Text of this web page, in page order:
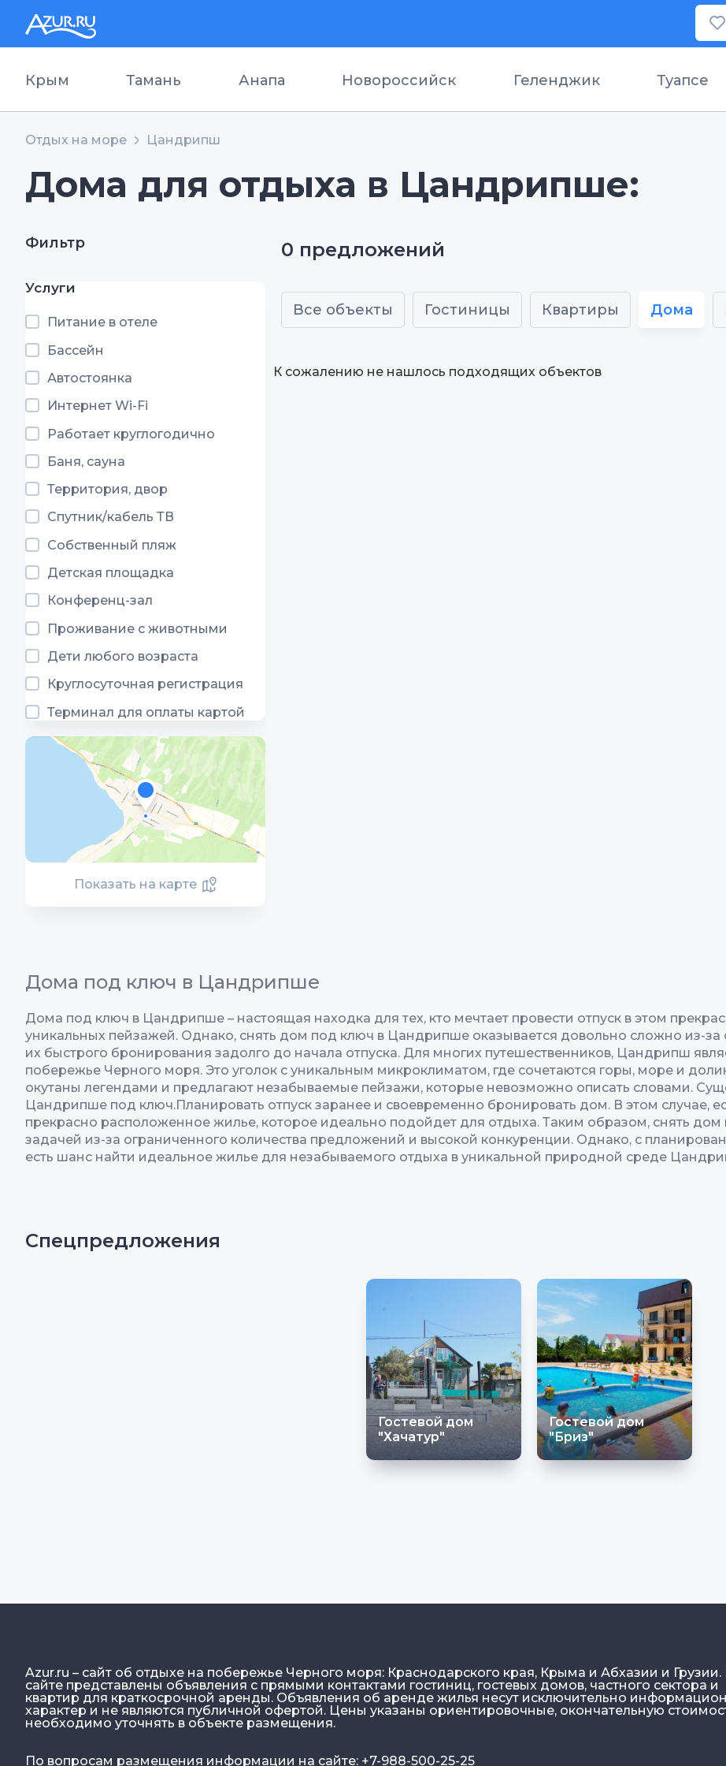
Крым Тамань Анапа Новороссийск Геленджик Туапсе
Отдых на море Цандрипш
Дома для отдыха в Цандрипше:
Фильтр
Услуги
Питание в отеле
Бассейн
Автостоянка
Интернет Wi-Fi
Работает круглогодично
Баня, сауна
Территория, двор
Спутник/кабель ТВ
Собственный пляж
Детская площадка
Конференц-зал
Проживание с животными
Дети любого возраста
Круглосуточная регистрация
Терминал для оплаты картой
Показать на карте
0 предложений
Все объекты Гостиницы Квартиры Дома
К сожалению не нашлось подходящих объектов
Дома под ключ в Цандрипше
Дома под ключ в Цандрипше – настоящая находка для тех, кто мечтает провести отпуск в этом
уникальных пейзажей. Однако, снять дом под ключ в Цандрипше оказывается довольно сложно из-
их быстрого бронирования задолго до начала отпуска. Для многих путешественников, Цандрипш
побережье Черного моря. Это уголок с уникальным микроклиматом, где сочетаются горы, море и
окутаны легендами и предлагают незабываемые пейзажи, которые невозможно описать словами.
Цандрипше под ключ.Планировать отпуск заранее и своевременно бронировать дом. В этом случае,
прекрасно расположенное жилье, которое идеально подойдет для отдыха. Таким образом, снять
задачей из-за ограниченного количества предложений и высокой конкуренции. Однако, с
есть шанс найти идеальное жилье для незабываемого отдыха в уникальной природной среде
Спецпредложения
Гостевой дом
"Хачатур"
Гостевой дом
"Бриз"
Azur.ru – сайт об отдыхе на побережье Черного моря: Краснодарского края, Крыма и Абхазии и Грузии.
сайте представлены объявления с прямыми контактами гостиниц, гостевых домов, частного сектора и
квартир для краткосрочной аренды. Объявления об аренде жилья несут исключительно
характер и не являются публичной офертой. Цены указаны ориентировочные, окончательную
необходимо уточнять в объекте размещения.
По вопросам размещения информации на сайте: +7-988-500-25-25